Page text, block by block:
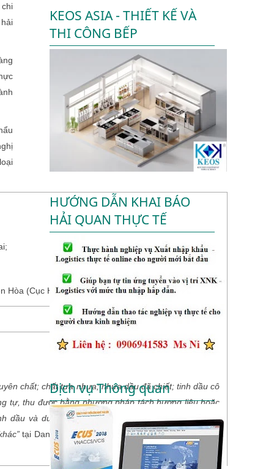
Hòa (Cục Hải quan tỉnh Đồng Nai).
chất; chất tựa nhựa; nhựa dầu đã chiết; tinh dầu cô
tự, thu được bằng phương pháp tách hương liệu hoặc
dầu và dung dịch nước của các loại tinh dầu”, phân
tại Danh mục hàng hóa xuất khẩu, nhập khẩu Việt
KEOS ASIA - THIẾT KẾ VÀ
THI CÔNG BẾP
HƯỚNG DẪN KHAI BÁO
HẢI QUAN THỰC TẾ
Dịch vụ Thông quan